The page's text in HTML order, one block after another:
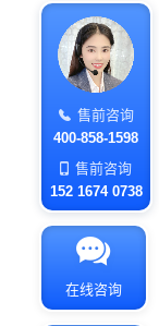
售前咨询
400-858-1598
售前咨询
152 1674 0738
在线咨询